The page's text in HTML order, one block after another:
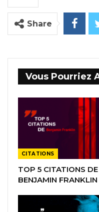
Share
Vous Pourriez
CITATIONS
TOP 5 CITATIONS DE
BENJAMIN FRANKLIN